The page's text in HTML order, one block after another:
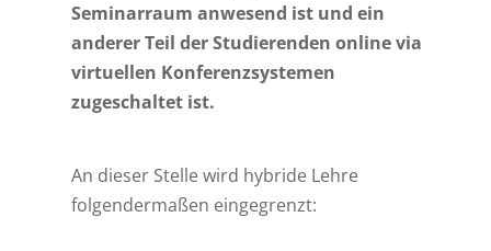
Seminarraum anwesend ist und ein
anderer Teil der Studierenden online via
virtuellen Konferenzsystemen
zugeschaltet ist.
An dieser Stelle wird hybride Lehre
folgendermaßen eingegrenzt: